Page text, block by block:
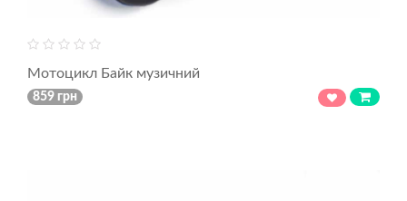
Мотоцикл Байк музичний
859 грн